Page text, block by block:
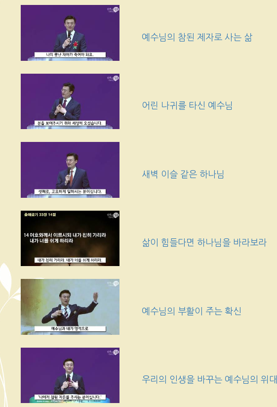
예수님의 참된 제자로 사는 삶
어린 나귀를 타신 예수님
새벽 이슬 같은 하나님
삶이 힘들다면 하나님을 바라보라
예수님의 부활이 주는 확신
우리의 인생을 바꾸는 예수님의 위